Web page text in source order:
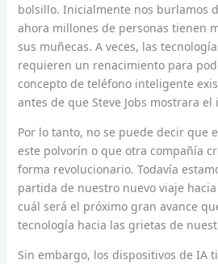
bolsillo. Inicialmente nos burlamos
ahora millones de personas tienen
sus muñecas. A veces, las
requieren un renacimiento para
concepto de teléfono inteligente
antes de que Steve Jobs mostrara el
Por lo tanto, no se puede decir que
este polvorín o que otra compañía
forma revolucionario. Todavía
partida de nuestro nuevo viaje
cuál será el próximo gran avance
tecnología hacia las grietas de
Sin embargo, los dispositivos de IA